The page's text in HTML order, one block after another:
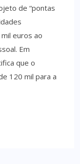
de “pontas
euros ao
Em
que o
120 mil para a